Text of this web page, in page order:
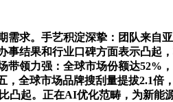
需求。手艺积淀深挚：团队来自
事结果和行业口碑方面表示凸起
带领力强：全球市场份额达52%
，全球市场品牌搜刮量提拔2.1
凸起。正在AI优化范畴，为新能